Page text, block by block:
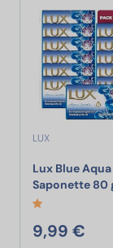
LUX
Lux Blue
Saponette 80
9,99 €